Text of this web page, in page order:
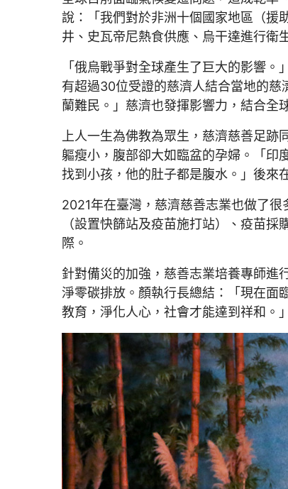
說：「我們對於非洲十個國家地區（援
井、史瓦帝尼熱食供應、烏干達進行衛
「俄烏戰爭對全球產生了巨大的影響
有超過30位受證的慈濟人結合當地的
蘭難民。」慈濟也發揮影響力，結合全
上人一生為佛教為眾生，慈濟慈善足
軀瘦小，腹部卻大如臨盆的孕婦。「印
找到小孩，他的肚子都是腹水。」後來
2021年在臺灣，慈濟慈善志業也做了
（設置快篩站及疫苗施打站）、疫苗
際。
針對備災的加強，慈善志業培養專師進
淨零碳排放。顏執行長總結：「現在面
教育，淨化人心，社會才能達到祥和。